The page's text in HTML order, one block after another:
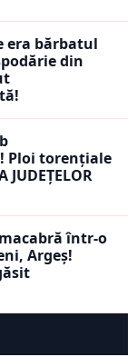
era bărbatul
din
Ploi torențiale
JUDEȚELOR
macabră într-o
Argeș!